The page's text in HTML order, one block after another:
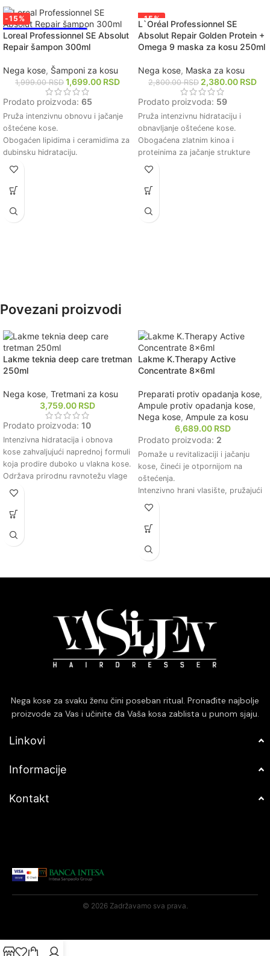
-15%
NAJPRODAVANIJE!
Loreal Professionnel SE Absolut
Repair šampon 300ml
Nega kose, Šamponi za kosu
1,999.00RSD 1,699.00 RSD
Prodato proizvoda: 65
Pruža intenzivnu obnovu i jačanje
oštećene kose.
Obogaćen lipidima i ceramidima za
dubinsku hidrataciju.
Pomaže u smanjenju lomljenja i
Ostavlja kosu mekom, glatkom i
Pogodan za svakodnevnu upotrebu
-15%
NAJPRODAVANIJE!
L`Oréal Professionnel SE
Absolut Repair Golden Protein +
Omega 9 maska za kosu 250ml
Nega kose, Maska za kosu
2,800.00RSD 2,380.00 RSD
Prodato proizvoda: 59
Pruža intenzivnu hidrataciju i
obnavljanje oštećene kose.
Obogaćena zlatnim kinoa i
proteinima za jačanje strukture
kose.
sjajnom nakon upotrebe.
elastičnost kose.
Povezani proizvodi
Lakme teknia deep care tretman
250ml
Nega kose, Tretmani za kosu
3,759.00 RSD
Prodato proizvoda: 10
Intenzivna hidratacija i obnova
kose zahvaljujući naprednoj formuli
koja prodire duboko u vlakna kose.
Održava prirodnu ravnotežu vlage
u kosi, čineći je mekom, glatkom i
Obogaćen prirodnim sastojcima
oštećenja uzrokovanih spoljnim
posebno za suvu i oštećenu kosu
kojoj je potrebna dodatna nega i
Lakme K.Therapy Active
Concentrate 8x6ml
Preparati protiv opadanja kose,
Ampule protiv opadanja kose,
Nega kose, Ampule za kosu
6,689.00 RSD
Prodato proizvoda: 2
Pomaže u revitalizaciji i jačanju
kose, čineći je otpornijom na
oštećenja.
Intenzivno hrani vlasište, pružajući
dubinsku hidrataciju i smanjujući
Formulacija sadrži aktivne sastojke
gubitak vlasi.
kuće.
Nega kose za svaku ženu čini poseban ritual. Pronađite najbolje
proizvode za Vas i učinite da Vaša kosa zablista u punom sjaju.
Linkovi
Informacije
Kontakt
© 2026 Zadržavamo sva prava.